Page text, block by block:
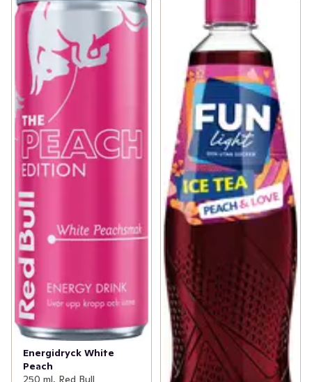
Energidryck White
Peach
250 ml, Red Bull